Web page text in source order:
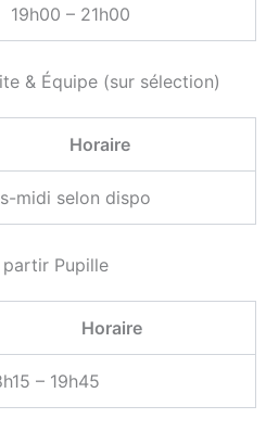
19h00 – 21h00
& Équipe (sur sélection)
Horaire
midi selon dispo
Pupille
Horaire
– 19h45